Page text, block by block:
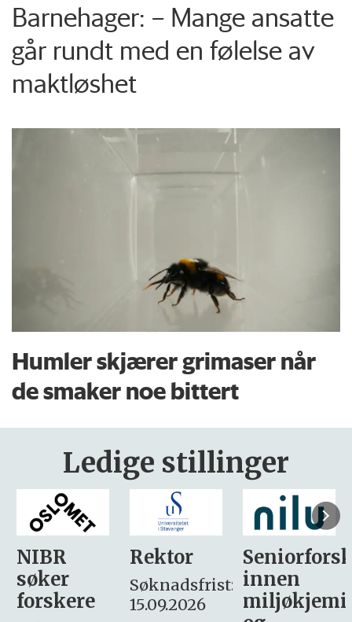
Barnehager: – Mange ansatte
går rundt med en følelse av
maktløshet
Humler skjærer grimaser når
de smaker noe bittert
Ledige stillinger
Rektor
Søknadsfrist:
15.09.2026
Seniorforsker
innen
miljøkjemi
søker